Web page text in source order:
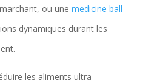
ou une medicine ball
dynamiques durant les
les aliments ultra-